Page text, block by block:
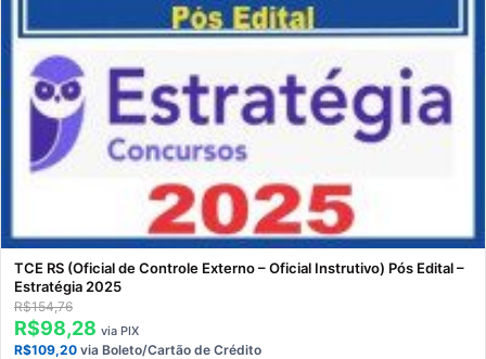
TCE RS (Oficial de Controle Externo – Oficial Instrutivo) Pós Edital –
Estratégia 2025
R$154,76
R$98,28 via PIX
R$109,20 via Boleto/Cartão de Crédito